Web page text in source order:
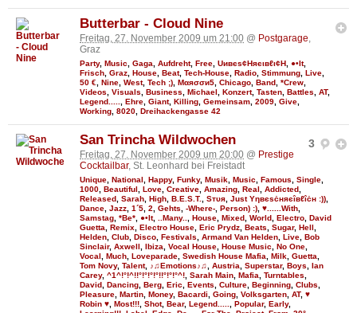
Butterbar - Cloud Nine
Freitag, 27. November 2009 um 21:00 @ Postgarage,
Graz
Party, Music Gaga Aufdreht, Free Uивєs¢Няєιвℓι¢Н ●•It,
Frisch Graz House Beat, Tech-House Radio Stimmung Live
50 € Nine West, Tech ;) Мαяσσи5 Chicago Band *Crew
Videos
Visuals Business Michael Konzert, Tasten Battles AT,
Legend.....
Ehre Giant, Killing Gemeinsam 2009 Give
Working 8020 Dreihackengasse 42
3
San Trincha Wildwochen
Freitag, 27. November 2009 um 20:00 @ Prestige
Cocktailbar, St. Leonhard bei Freistadt
Unique, National , Happy, Funky, Musik, Music, Famous, Single,
1000, Beautiful , Love, Creative, Amazing, Real , Addicted,
Released, Sarah, High, B.E.S.T., Sтυя, Just Υηвєѕċняєîвℓîċн :)),
Dance, Jazz, 1´5, 2, Gehts, -Where-, Person) :), ♥......With,
Samstag, *Be*, ●•It, ..Many.., House, Mixed, World, Electro, David
Guetta, Remix, Electro House, Eric Prydz, Beats, Sugar, Hell ,
Helden, Club, Disco, Festivals, Armand Van Helden, Live, Bob
Sinclair, Axwell , Ibiza, Vocal House, House Music, No One,
Vocal , Much, Loveparade, Swedish House Mafia, Milk, Guetta,
Tom Novy, Talent, ♪♫Emotions♪♫, Austria, Superstar, Boys, Ian
Carey, ^1^!°!^!!°!°!°!°!!°!°!°^!, Sarah Main, Mafia, Turntables,
David, Dancing, Berg, Eric, Events, Culture, Beginning, Clubs,
Pleasure, Martin, Money, Bacardi, Going, Volksgarten, AT, ♥
Robin ♥, Most!!!, Shot, Bear, Legend....., Popular, Early,